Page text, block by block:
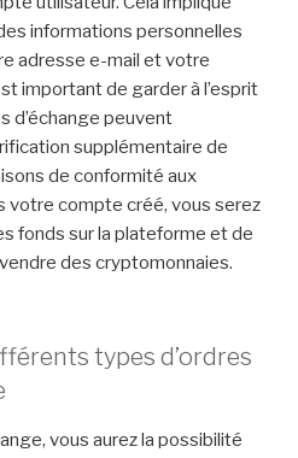
informations personnelles
adresse e-mail et votre
important de garder à l’esprit
d’échange peuvent
supplémentaire de
de conformité aux
votre compte créé, vous serez
fonds sur la plateforme et de
des cryptomonnaies.
types d’ordres
vous aurez la possibilité